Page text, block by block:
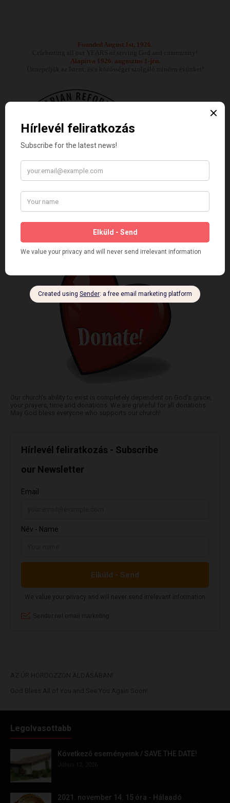
Founded August 1st, 1926.
Alapítva 1926. augusztus 1-jén.
Egyházunk fennmaradásához bízunk Isten kegyességében, pártolóink
imáiban és adományaiban. Köszönünk minden támogatást.
Legolvasottabb
Következő eseményeink / SAVE THE DATE!
2021. november 14. 15 óra - Hálaadó